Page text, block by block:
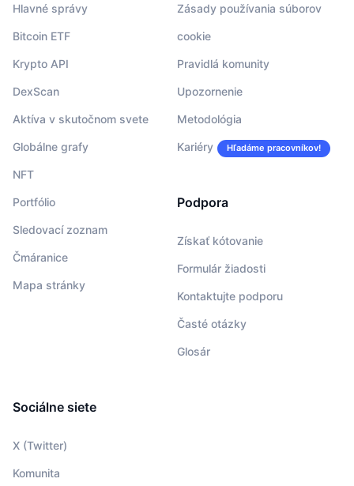
Hlavné správy
Bitcoin ETF
Krypto API
DexScan
Aktíva v skutočnom svete
Globálne grafy
NFT
Portfólio
Sledovací zoznam
Čmáranice
Mapa stránky
Zásady používania súborov
cookie
Pravidlá komunity
Upozornenie
Metodológia
Kariéry Hľadáme pracovníkov!
Podpora
Získať kótovanie
Formulár žiadosti
Kontaktujte podporu
Časté otázky
Glosár
Sociálne siete
X (Twitter)
Komunita